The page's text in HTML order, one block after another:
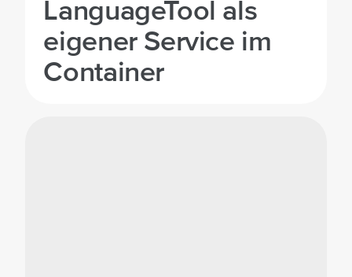
LanguageTool als
eigener Service im
Container